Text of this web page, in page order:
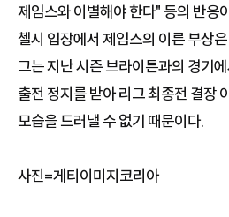
제임스와 이별해야 한다" 등의 반응
첼시 입장에서 제임스의 이른 부상
그는 지난 시즌 브라이튼과의 경기
출전 정지를 받아 리그 최종전 결장
모습을 드러낼 수 없기 때문이다.
사진=게티이미지코리아